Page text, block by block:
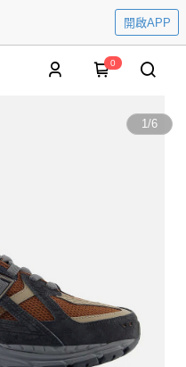
開啟APP
0
1/6